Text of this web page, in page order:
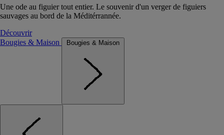
Une ode au figuier tout entier. Le souvenir d'un verger de figuiers
sauvages au bord de la Méditérrannée.
Découvrir
Bougies & Maison
Bougies & Maison